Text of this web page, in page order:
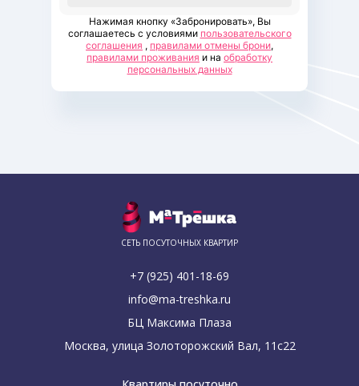
Нажимая кнопку «Забронировать», Вы
соглашаетесь с условиями пользовательского
соглашения , правилами отмены брони,
правилами проживания и на обработку
персональных данных
СЕТЬ ПОСУТОЧНЫХ КВАРТИР
+7 (925) 401-18-69
info@ma-treshka.ru
БЦ Максима Плаза
Москва, улица Золоторожский Вал, 11с22